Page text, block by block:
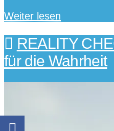
Weiter lesen
REALITY
für die Wahrheit